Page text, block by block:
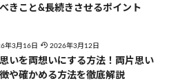
きこと&長続きさせるポイント
年3月16日 2026年3月12日
いを両想いにする方法！両片思い
や確かめる方法を徹底解説